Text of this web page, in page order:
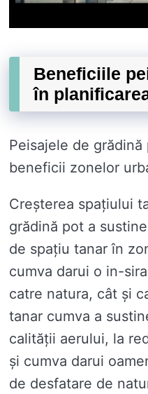
Beneficiile
în
Peisajele de
beneficii zonelor
Creșterea spațiului
grădină pot a
de spațiu tanar în
cumva darui o in-
catre natura, cât și
tanar cumva a
calității aerului, la
și cumva darui
de desfatare de